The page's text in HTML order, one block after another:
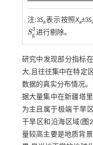
注:3Sa表示按照Xa±3S
S3
g
Sg3进行剔除。
研究中发现部分指标
大,且往往集中在特定
数据的真实分布情况
据大量集中在新疆塔
为主且属于极端干旱
干旱区和沿海区域( 图
量较高主要是地质背